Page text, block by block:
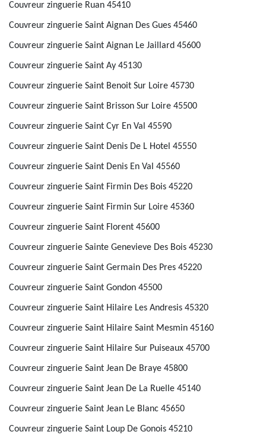
Couvreur zinguerie Ruan 45410
Couvreur zinguerie Saint Aignan Des Gues 45460
Couvreur zinguerie Saint Aignan Le Jaillard 45600
Couvreur zinguerie Saint Ay 45130
Couvreur zinguerie Saint Benoit Sur Loire 45730
Couvreur zinguerie Saint Brisson Sur Loire 45500
Couvreur zinguerie Saint Cyr En Val 45590
Couvreur zinguerie Saint Denis De L Hotel 45550
Couvreur zinguerie Saint Denis En Val 45560
Couvreur zinguerie Saint Firmin Des Bois 45220
Couvreur zinguerie Saint Firmin Sur Loire 45360
Couvreur zinguerie Saint Florent 45600
Couvreur zinguerie Sainte Genevieve Des Bois 45230
Couvreur zinguerie Saint Germain Des Pres 45220
Couvreur zinguerie Saint Gondon 45500
Couvreur zinguerie Saint Hilaire Les Andresis 45320
Couvreur zinguerie Saint Hilaire Saint Mesmin 45160
Couvreur zinguerie Saint Hilaire Sur Puiseaux 45700
Couvreur zinguerie Saint Jean De Braye 45800
Couvreur zinguerie Saint Jean De La Ruelle 45140
Couvreur zinguerie Saint Jean Le Blanc 45650
Couvreur zinguerie Saint Loup De Gonois 45210